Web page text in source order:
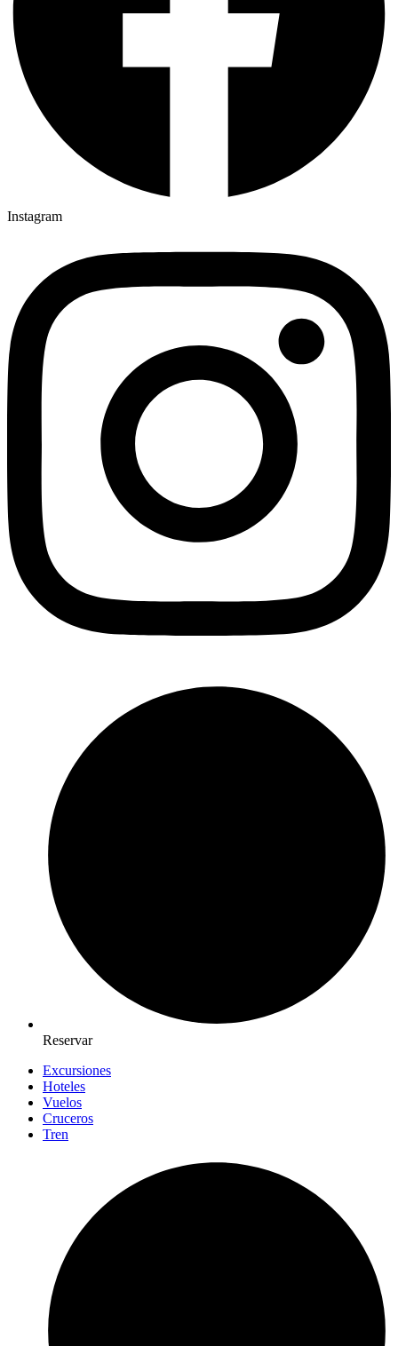
Instagram
Reservar
Excursiones
Hoteles
Vuelos
Cruceros
Tren